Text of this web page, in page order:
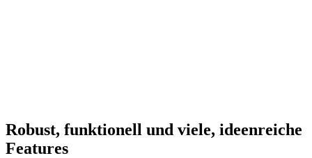
Robust, funktionell und viele, ideenreiche
Features